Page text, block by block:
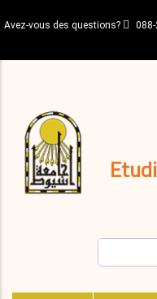
au
principal
Avez-vous des questions?
décisions
Expatriés
Journal